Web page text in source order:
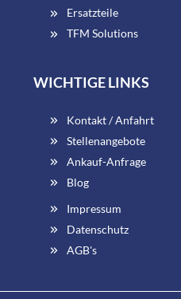
Ersatzteile
TFM Solutions
WICHTIGE LINKS
Kontakt / Anfahrt
Stellenangebote
Ankauf-Anfrage
Blog
Impressum
Datenschutz
AGB's